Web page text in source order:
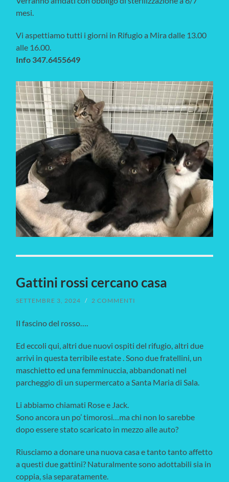
mesi.
Vi aspettiamo tutti i giorni in Rifugio a Mira dalle 13.00
alle 16.00.
Info 347.6455649
Gattini rossi cercano casa
SETTEMBRE 3, 2024 / 2 COMMENTI
Il fascino del rosso….
Ed eccoli qui, altri due nuovi ospiti del rifugio, altri due
arrivi in questa terribile estate . Sono due fratellini, un
maschietto ed una femminuccia, abbandonati nel
parcheggio di un supermercato a Santa Maria di Sala.
Li abbiamo chiamati Rose e Jack.
Sono ancora un po’ timorosi…ma chi non lo sarebbe
dopo essere stato scaricato in mezzo alle auto?
Riusciamo a donare una nuova casa e tanto tanto affetto
a questi due gattini? Naturalmente sono adottabili sia in
coppia, sia separatamente.